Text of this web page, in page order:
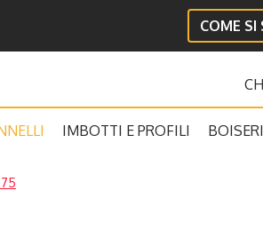
COME SI
IMBOTTI E PROFILI